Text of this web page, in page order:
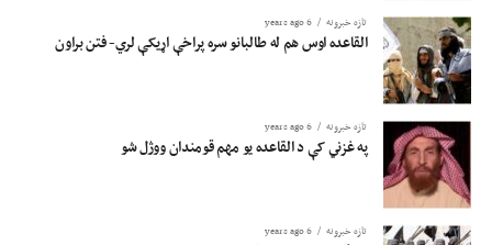
تازه خبرونه 6 years ago
القاعده اوس هم له طالبانو سره پراخې اړیکې لري- فتن براون
تازه خبرونه 6 years ago
په غزني کې د القاعده یو مهم قومندان ووژل شو
تازه خبرونه 6 years ago